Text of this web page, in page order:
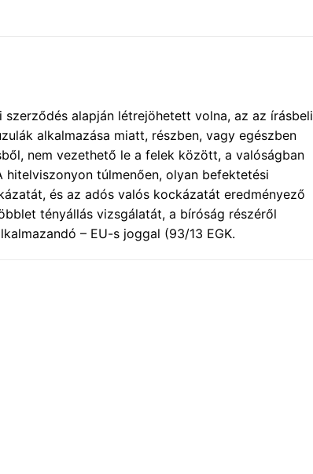
alapján létrejöhetett volna, az az írásbeli
alkalmazása miatt, részben, vagy egészben
nem vezethető le a felek között, a valóságban
túlmenően, olyan befektetési
és az adós valós kockázatát eredményező
tényállás vizsgálatát, a bíróság részéről
– EU-s joggal (93/13 EGK.